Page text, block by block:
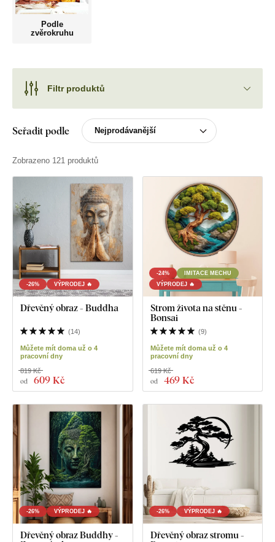
Podle
zvěrokruhu
Filtr produktů
Seřadit podle
Zobrazeno 121 produktů
-26% VÝPRODEJ 🔥
Dřevěný obraz - Buddha
(14)
Můžete mít doma už o 4
pracovní dny
od 609 Kč
819 Kč
-24%
IMITACE MECHU
VÝPRODEJ 🔥
Strom života na stěnu -
Bonsai
(9)
Můžete mít doma už o 4
pracovní dny
od 469 Kč
619 Kč
-26% VÝPRODEJ 🔥
Dřevěný obraz Buddhy -
-26% VÝPRODEJ 🔥
Dřevěný obraz stromu -